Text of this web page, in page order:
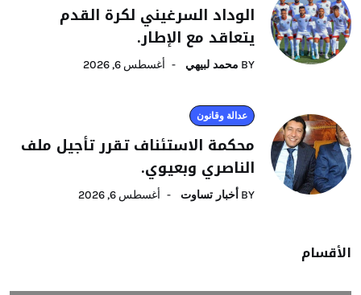
الوداد السرغيني لكرة القدم
يتعاقد مع الإطار.
BY محمد لبيهي أغسطس 6, 2026
عدالة وقانون
محكمة الاستئناف تقرر تأجيل ملف
الناصري وبعيوي.
BY أخبار تساوت أغسطس 6, 2026
الأقسام